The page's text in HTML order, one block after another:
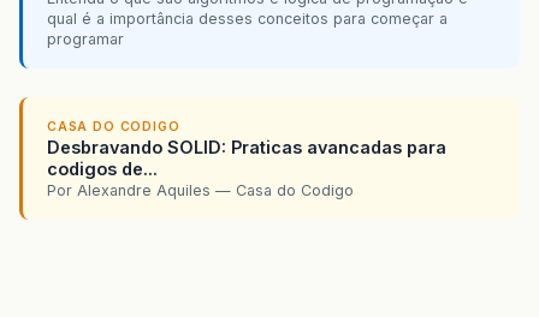
qual é a importância desses conceitos para começar a
programar
CASA DO CODIGO
Desbravando SOLID: Praticas avancadas para
codigos de...
Por Alexandre Aquiles — Casa do Codigo